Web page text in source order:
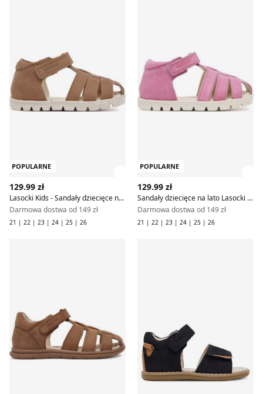
POPULARNE
129.99 zł
Lasocki Kids - Sandały dziecięce na lato
Darmowa dostwa od 149 zł
21 | 22 | 23 | 24 | 25 | 26
POPULARNE
129.99 zł
Sandały dziecięce na lato Lasocki Kids
Darmowa dostwa od 149 zł
21 | 22 | 23 | 24 | 25 | 26